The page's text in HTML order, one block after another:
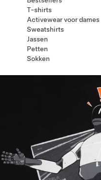
T-shirts
Activewear voor dames
Sweatshirts
Jassen
Petten
Sokken